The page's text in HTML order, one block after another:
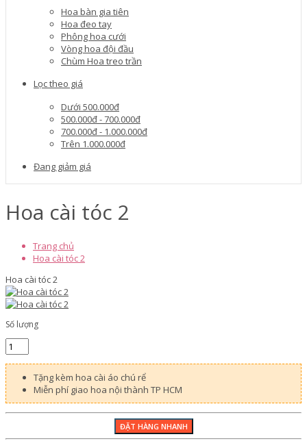
Hoa bàn gia tiên
Hoa đeo tay
Phông hoa cưới
Vòng hoa đội đầu
Chùm Hoa treo trần
Lọc theo giá
Dưới 500.000đ
500.000đ - 700.000đ
700.000đ - 1.000.000đ
Trên 1.000.000đ
Đang giảm giá
Hoa cài tóc 2
Trang chủ
Hoa cài tóc 2
Hoa cài tóc 2
Số lượng
Tặng kèm hoa cài áo chú rể
Miễn phí giao hoa nội thành TP HCM